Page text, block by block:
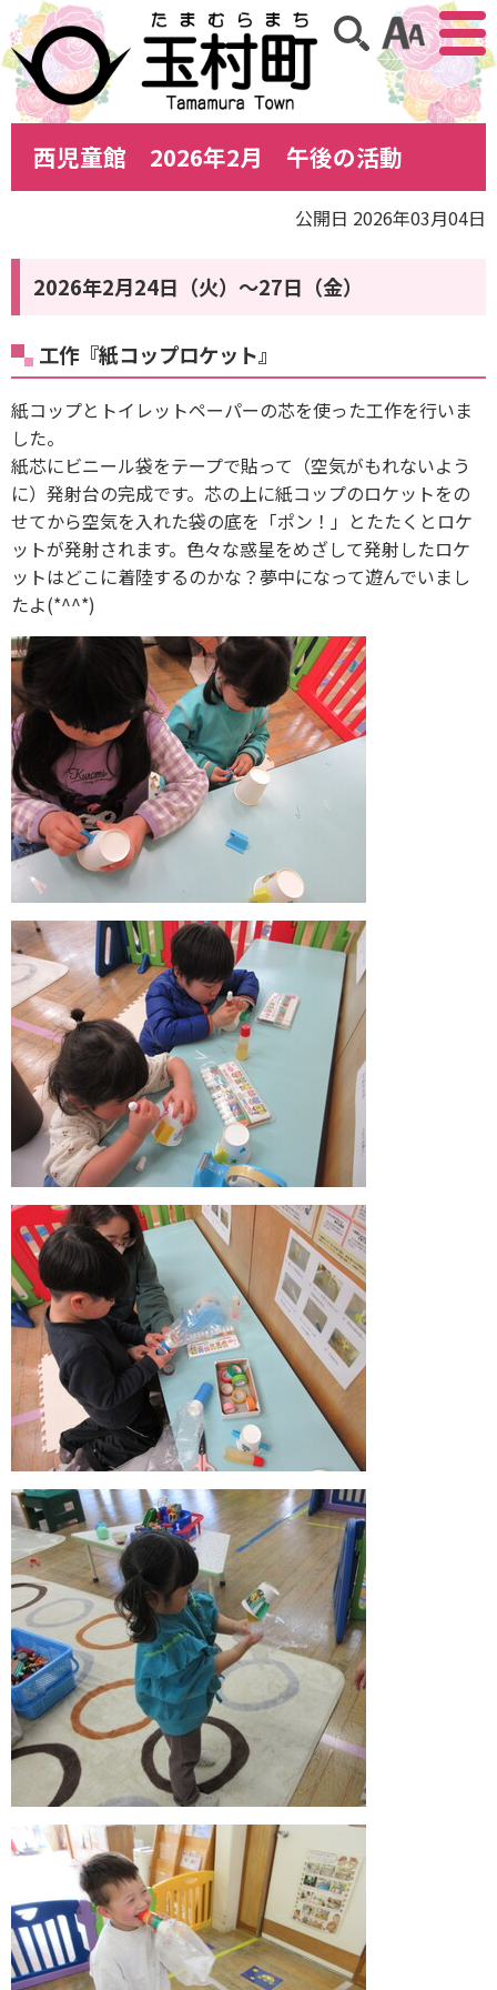
アクセ
サイト内検索
西児童館 2026年2月 午後の活動
公開日 2026年03月04日
2026年2月24日（火）〜27日（金）
工作『紙コップロケット』
紙コップとトイレットペーパーの芯を使った工作を行いま
した。
紙芯にビニール袋をテープで貼って（空気がもれないよう
に）発射台の完成です。芯の上に紙コップのロケットをの
せてから空気を入れた袋の底を「ポン！」とたたくとロケ
ットが発射されます。色々な惑星をめざして発射したロケ
ットはどこに着陸するのかな？夢中になって遊んでいまし
たよ(*^^*)